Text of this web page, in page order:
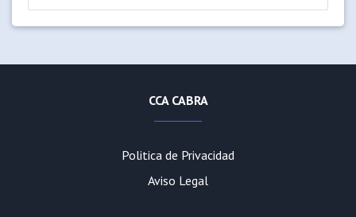
CCA CABRA
Politica de Privacidad
Aviso Legal